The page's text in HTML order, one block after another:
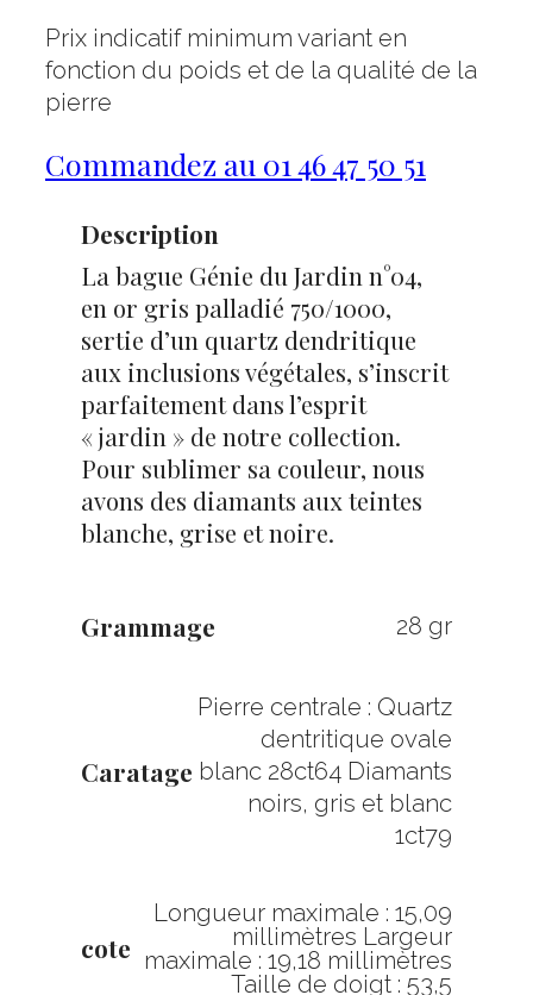
Prix indicatif minimum variant en
fonction du poids et de la qualité de la
pierre
Commandez au 01 46 47 50 51
Description
La bague Génie du Jardin n°04,
en or gris palladié 750/1000,
sertie d’un quartz dendritique
aux inclusions végétales, s’inscrit
parfaitement dans l’esprit
« jardin » de notre collection.
Pour sublimer sa couleur, nous
avons des diamants aux teintes
blanche, grise et noire.
Grammage 28 gr
Caratage
Pierre centrale : Quartz
dentritique ovale
blanc 28ct64 Diamants
noirs, gris et blanc
1ct79
cote
Longueur maximale : 15,09
millimètres Largeur
maximale : 19,18 millimètres
Taille de doigt : 53,5